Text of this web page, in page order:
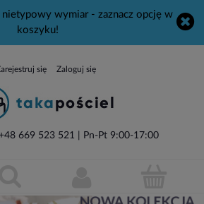
nietypowy wymiar - zaznacz opcję w
koszyku!
się Zaloguj się
669 523 521 | Pn-Pt 9:00-17:00